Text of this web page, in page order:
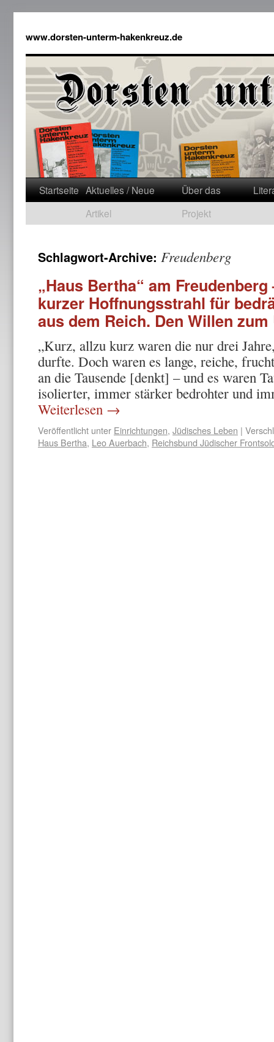
www.dorsten-unterm-hakenkreuz.de
Startseite Aktuelles / Neue
Artikel
Über das
Projekt
Schlagwort-Archive: Freudenberg
„Haus Bertha“ am
kurzer Hoffnungsstrahl für
aus dem Reich. Den Willen
„Kurz, allzu kurz waren die nur drei
durfte. Doch waren es lange, reiche,
an die Tausende [denkt] – und es waren
isolierter, immer stärker bedrohter und
Weiterlesen →
Veröffentlicht unter Einrichtungen, Jüdisches Leben |
Haus Bertha, Leo Auerbach, Reichsbund Jüdischer